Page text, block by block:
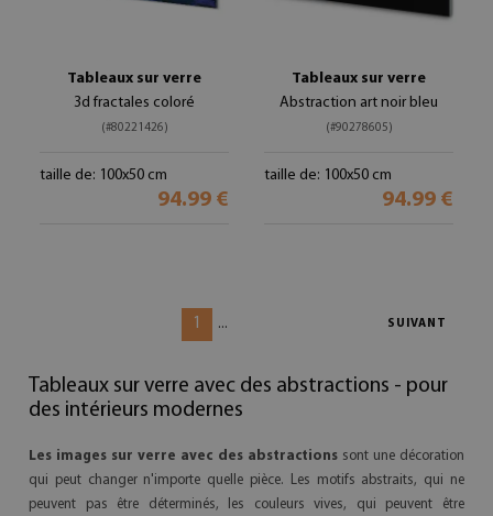
Tableaux sur verre
3d fractales coloré
(#80221426)
taille de: 100x50 cm
94.99 €
Tableaux sur verre
Abstraction art noir bleu
(#90278605)
taille de: 100x50 cm
94.99 €
1 ... SUIVANT
Tableaux sur verre avec des abstractions - pour
des intérieurs modernes
Les images sur verre avec des abstractionssont une décoration
qui peut changer n'importe quelle pièce. Les motifs abstraits, qui ne
peuvent pas être déterminés, les couleurs vives, qui peuvent être